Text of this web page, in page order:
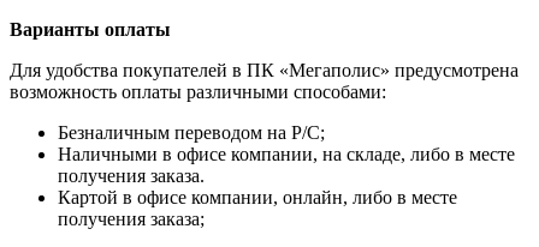
Варианты оплаты
Для удобства покупателей в ПК «Мегаполис» предусмотрена
возможность оплаты различными способами:
Безналичным переводом на Р/С;
Наличными в офисе компании, на складе, либо в месте
получения заказа.
Картой в офисе компании, онлайн, либо в месте
получения заказа;